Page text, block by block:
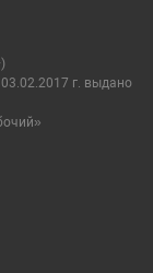
г. выдано